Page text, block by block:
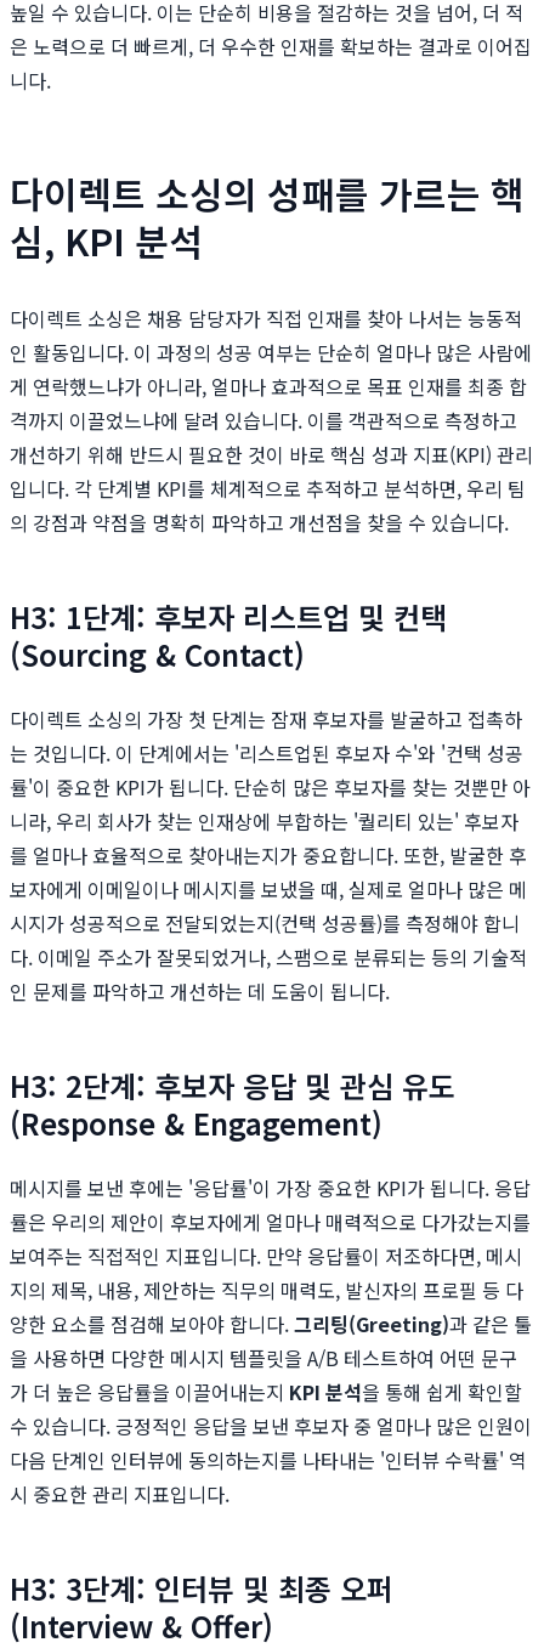
높일 수 있습니다. 이는 단순히 비용을 절감하는 것을 넘어, 더 적
은 노력으로 더 빠르게, 더 우수한 인재를 확보하는 결과로 이어집
니다.
다이렉트 소싱의 성패를 가르는 핵
심, KPI 분석
다이렉트 소싱은 채용 담당자가 직접 인재를 찾아 나서는 능동적
인 활동입니다. 이 과정의 성공 여부는 단순히 얼마나 많은 사람에
게 연락했느냐가 아니라, 얼마나 효과적으로 목표 인재를 최종 합
격까지 이끌었느냐에 달려 있습니다. 이를 객관적으로 측정하고
개선하기 위해 반드시 필요한 것이 바로 핵심 성과 지표(KPI) 관리
입니다. 각 단계별 KPI를 체계적으로 추적하고 분석하면, 우리 팀
의 강점과 약점을 명확히 파악하고 개선점을 찾을 수 있습니다.
H3: 1단계: 후보자 리스트업 및 컨택
(Sourcing & Contact)
다이렉트 소싱의 가장 첫 단계는 잠재 후보자를 발굴하고 접촉하
는 것입니다. 이 단계에서는 '리스트업된 후보자 수'와 '컨택 성공
률'이 중요한 KPI가 됩니다. 단순히 많은 후보자를 찾는 것뿐만 아
니라, 우리 회사가 찾는 인재상에 부합하는 '퀄리티 있는' 후보자
를 얼마나 효율적으로 찾아내는지가 중요합니다. 또한, 발굴한 후
보자에게 이메일이나 메시지를 보냈을 때, 실제로 얼마나 많은 메
시지가 성공적으로 전달되었는지(컨택 성공률)를 측정해야 합니
다. 이메일 주소가 잘못되었거나, 스팸으로 분류되는 등의 기술적
인 문제를 파악하고 개선하는 데 도움이 됩니다.
H3: 2단계: 후보자 응답 및 관심 유도
(Response & Engagement)
메시지를 보낸 후에는 '응답률'이 가장 중요한 KPI가 됩니다. 응답
률은 우리의 제안이 후보자에게 얼마나 매력적으로 다가갔는지를
보여주는 직접적인 지표입니다. 만약 응답률이 저조하다면, 메시
지의 제목, 내용, 제안하는 직무의 매력도, 발신자의 프로필 등 다
양한 요소를 점검해 보아야 합니다.그리팅(Greeting)과 같은 툴
을 사용하면 다양한 메시지 템플릿을 A/B 테스트하여 어떤 문구
가 더 높은 응답률을 이끌어내는지 KPI 분석을 통해 쉽게 확인할
수 있습니다. 긍정적인 응답을 보낸 후보자 중 얼마나 많은 인원이
다음 단계인 인터뷰에 동의하는지를 나타내는 '인터뷰 수락률' 역
시 중요한 관리 지표입니다.
H3: 3단계: 인터뷰 및 최종 오퍼
(Interview & Offer)